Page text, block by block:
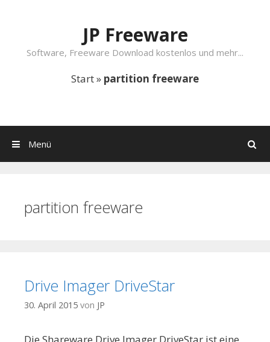
JP Freeware
Software, Freeware Download kostenlos und mehr...
Start» partition freeware
Suchen
Menü
partition freeware
Drive Imager DriveStar
30. April 2015 von JP
Die Shareware Drive Imager DriveStar ist eine